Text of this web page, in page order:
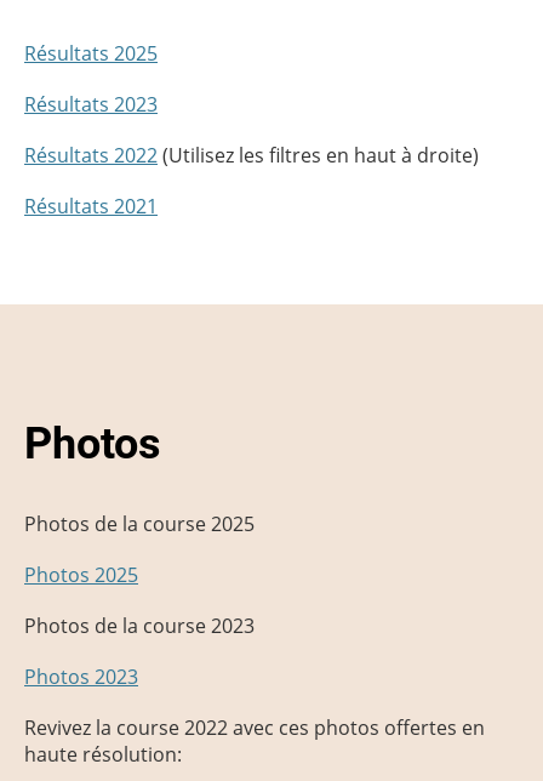
Résultats 2025
Résultats 2023
Résultats 2022(Utilisez les filtres en haut à droite)
Résultats 2021
Photos
Photos de la course 2025
Photos 2025
Photos de la course 2023
Photos 2023
Revivez la course 2022 avec ces photos offertes en
haute résolution: